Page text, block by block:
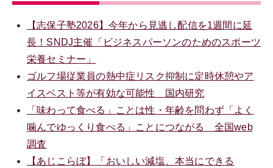
【志保子塾2026】今年から見逃し配信を1週間に延
長！SNDJ主催「ビジネスパーソンのためのスポーツ
栄養セミナー」
ゴルフ場従業員の熱中症リスク抑制に定時休憩やア
イスベスト等が有効な可能性 国内研究
「味わって食べる」ことは性・年齢を問わず「よく
噛んでゆっくり食べる」ことにつながる 全国web
調査
【あじこらぼ】「おいしい減塩、本当にできる